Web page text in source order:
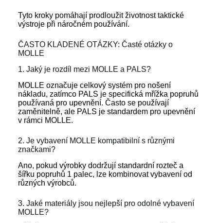
Tyto kroky pomáhají prodloužit životnost taktické
výstroje při náročném používání.
ČASTO KLADENÉ OTÁZKY: Časté otázky o
MOLLE
1. Jaký je rozdíl mezi MOLLE a PALS?
MOLLE označuje celkový systém pro nošení
nákladu, zatímco PALS je specifická mřížka popruhů
používaná pro upevnění. Často se používají
zaměnitelně, ale PALS je standardem pro upevnění
v rámci MOLLE.
2. Je vybavení MOLLE kompatibilní s různými
značkami?
Ano, pokud výrobky dodržují standardní rozteč a
šířku popruhů 1 palec, lze kombinovat vybavení od
různých výrobců.
3. Jaké materiály jsou nejlepší pro odolné vybavení
MOLLE?